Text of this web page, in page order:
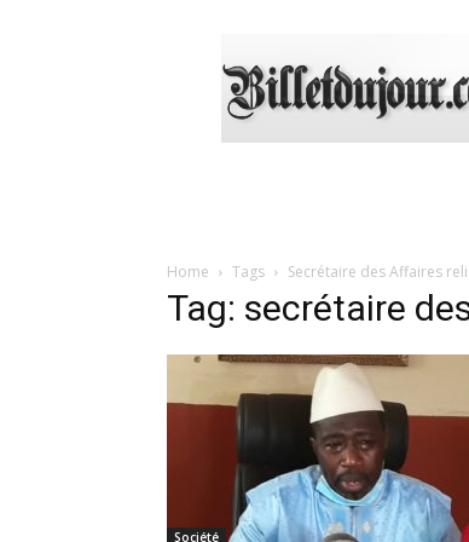
Home Tags Secrétaire des Affaires
Tag: secrétaire
Société